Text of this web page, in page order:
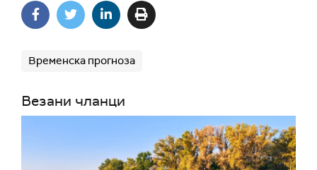
Временска прогноза
Везани чланци